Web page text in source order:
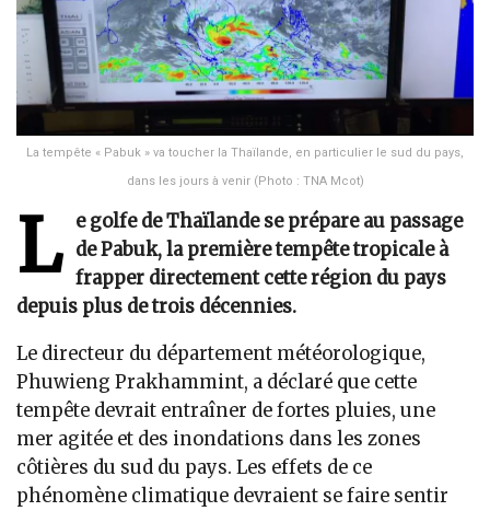
La tempête « Pabuk » va toucher la Thaïlande, en particulier le sud du pays,
dans les jours à venir (Photo : TNA Mcot)
L
e golfe de Thaïlande se prépare au passage
de Pabuk, la première tempête tropicale à
frapper directement cette région du pays
depuis plus de trois décennies.
Le directeur du département météorologique,
Phuwieng Prakhammint, a déclaré que cette
tempête devrait entraîner de fortes pluies, une
mer agitée et des inondations dans les zones
côtières du sud du pays. Les effets de ce
phénomène climatique devraient se faire sentir